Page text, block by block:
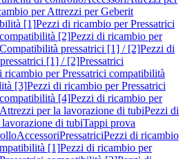
per Attrezzi per Geberit
[1]Pezzi di ricambio per Pressatrici
[2]Pezzi di ricambio per
Compatibilità pressatrici [1] / [2]Pezzi di
[1] / [2]Pressatrici
ricambio per Pressatrici compatibilità
[3]Pezzi di ricambio per Pressatrici
[4]Pezzi di ricambio per
Attrezzi per la lavorazione di tubiPezzi di
di tubiTappi prova
AccessoriPressatriciPezzi di ricambio
[1]Pezzi di ricambio per